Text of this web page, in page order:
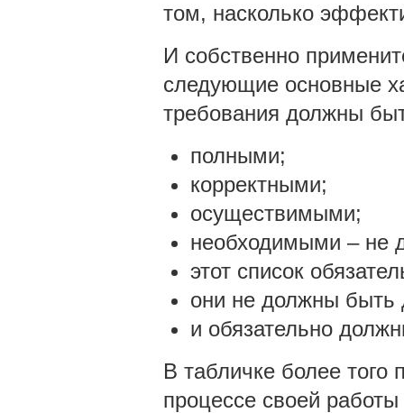
том, насколько
И собственно
следующие основные
требования должны
полными;
корректными;
осуществимыми;
необходимыми – не
этот список
они не должны
и обязательно
В табличке более того
процессе своей